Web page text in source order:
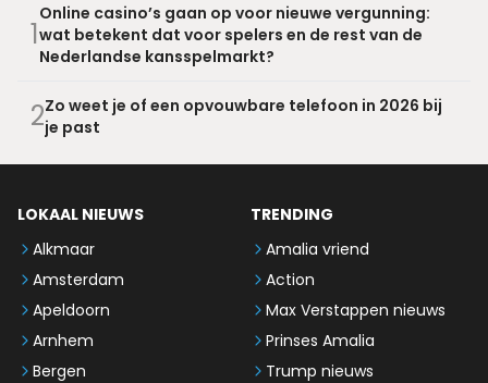
1
Online casino’s gaan op voor nieuwe vergunning:
wat betekent dat voor spelers en de rest van de
Nederlandse kansspelmarkt?
2Zo weet je of een opvouwbare telefoon in 2026 bij
je past
LOKAAL NIEUWS
Alkmaar
Amsterdam
Apeldoorn
Arnhem
Bergen
TRENDING
Amalia vriend
Action
Max Verstappen nieuws
Prinses Amalia
Trump nieuws